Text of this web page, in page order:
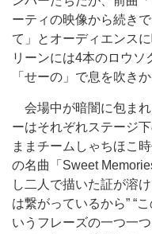
ーティの映像から続き
て」とオーディエンス
リーンには4本のロウソ
「せーの」で息を吹き
会場中が暗闇に包ま
ーはそれぞれステージ
ままチームしゃちほこ
の名曲「Sweet
し二人で描いた証が溶
は繋がっているから” “
いうフレーズの一つ一